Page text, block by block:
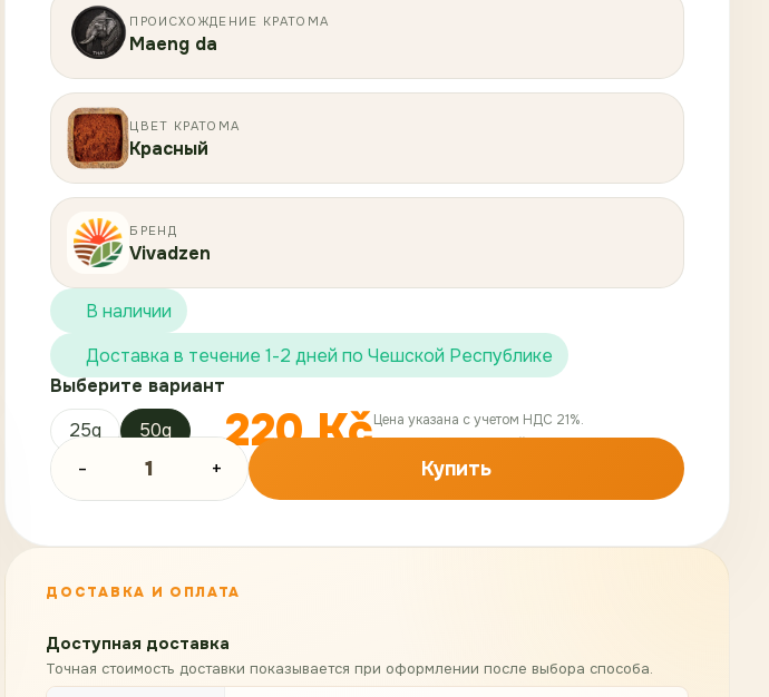
ПРОИСХОЖДЕНИЕ КРАТОМА
Maeng da
ЦВЕТ КРАТОМА
Красный
БРЕНД
Vivadzen
В наличии
Доставка в течение 1-2 дней по Чешской Республике
Выберите вариант
25g
50g 220 KčЦена указана с учетом НДС 21%.
Цена без НДС:181,82Kč
- 1 + Купить
ДОСТАВКА И ОПЛАТА
Доступная доставка
Точная стоимость доставки показывается при оформлении после выбора способа.